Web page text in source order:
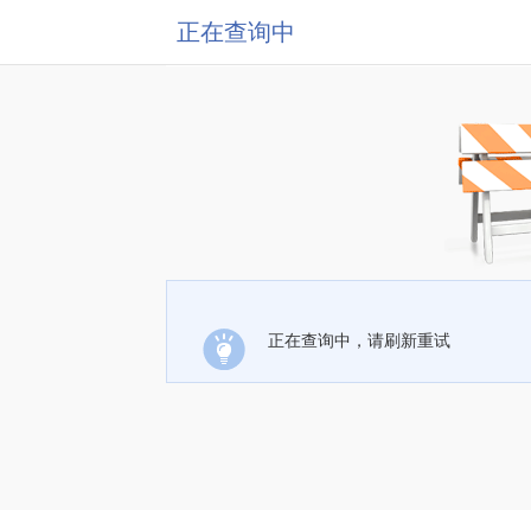
正在查询中
正在查询中，请刷新重试